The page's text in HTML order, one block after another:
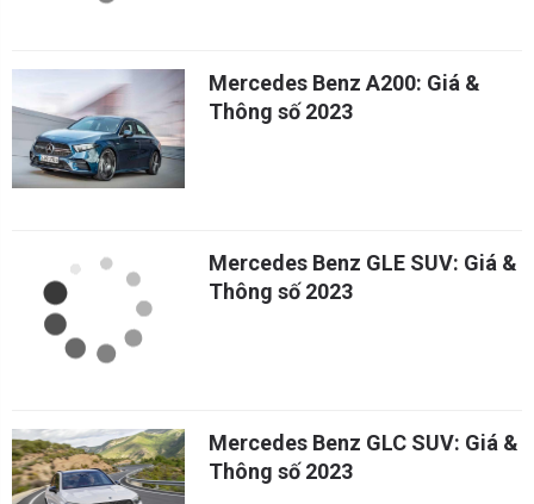
Mercedes Benz A200: Giá &
Thông số 2023
Mercedes Benz GLE SUV: Giá &
Thông số 2023
Mercedes Benz GLC SUV: Giá &
Thông số 2023